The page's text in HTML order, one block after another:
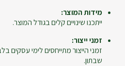
מידות המוצר:
ייתכנו שינויים קלים בגודל המוצר.
זמני ייצור:
זמני הייצור מתייחסים לימי עסקים
שבתון.